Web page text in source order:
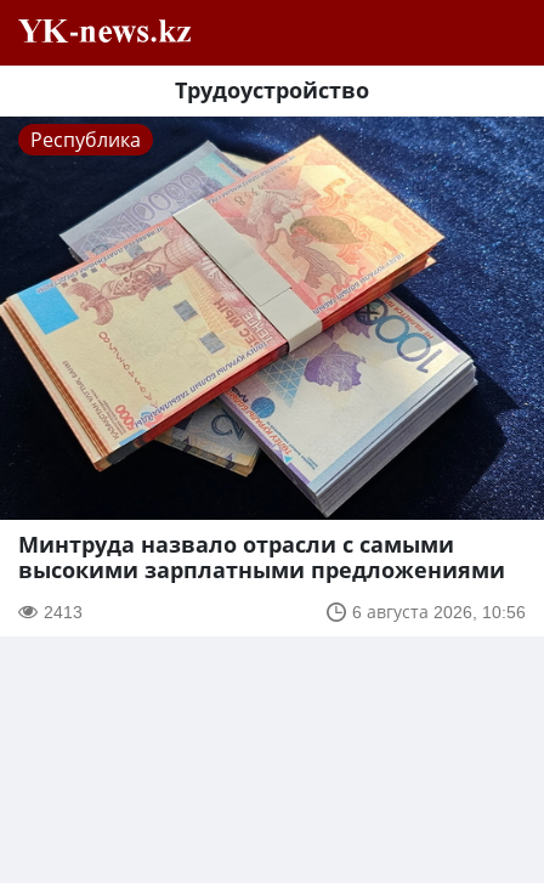
Трудоустройство
Республика
Минтруда назвало отрасли с самыми
высокими зарплатными предложениями
2413 6 августа 2026, 10:56